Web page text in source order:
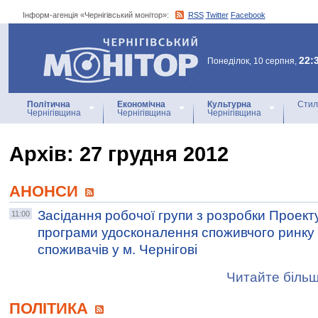
Інформ-агенція «Чернігівський монітор»: RSS Twitter Facebook
Інформ-агенція
«Чернігівський монітор»
Понеділок, 10 серпня,
Політична
Чернігівщина
Економічна
Чернігівщина
Культурна
Чернігівщина
Архiв: 27 грудня 2012
АНОНСИ
11:00
Засідання робочої групи з розробки
програми удосконалення споживчого ринку
споживачів у м. Чернігові
Читайте
ПОЛІТИКА